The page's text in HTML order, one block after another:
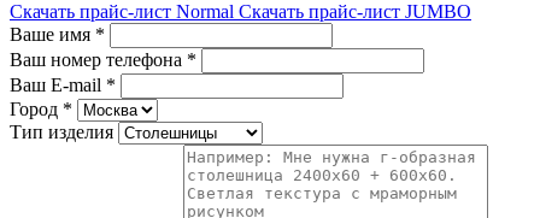
Скачать прайс-лист Normal Скачать прайс-лист JUMBO
Ваше имя *
Ваш номер телефона *
Ваш E-mail *
Город *
Тип изделия